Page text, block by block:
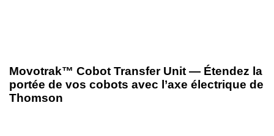
Movotrak™ Cobot Transfer Unit — Étendez la
portée de vos cobots avec l’axe électrique de
Thomson